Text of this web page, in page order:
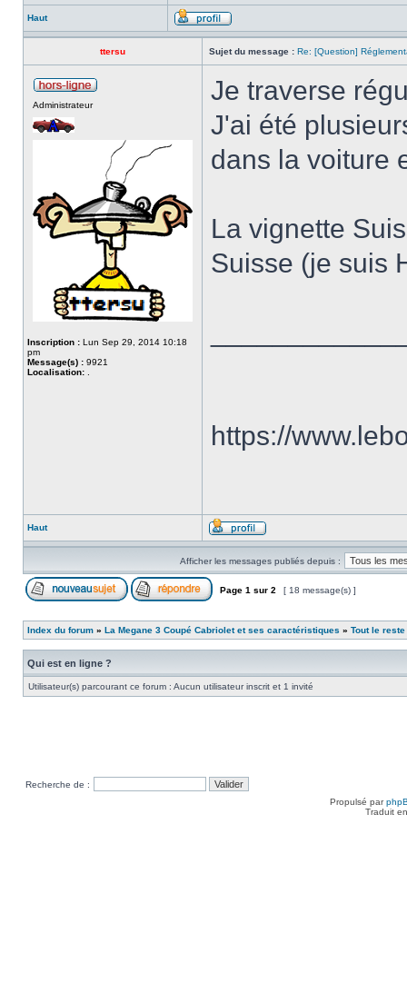
Haut
ttersu Sujet du message : Re: [Question]
Administrateur
Inscription : Lun Sep 29, 2014 10:18
pm
Message(s) : 9921
Localisation:
Je traverse
J'ai été
dans la voiture
La vignette
Suisse (je suis
https://
Haut
Afficher les messages publiés depuis :
Page 1 sur 2 [ 18 message(s) ]
Index du forum » La Megane 3 Coupé Cabriolet et ses caractéristiques » Tout le reste
Qui est en ligne ?
Utilisateur(s) parcourant ce forum : Aucun utilisateur inscrit et 1 invité
Recherche de :
Propulsé par
Traduit